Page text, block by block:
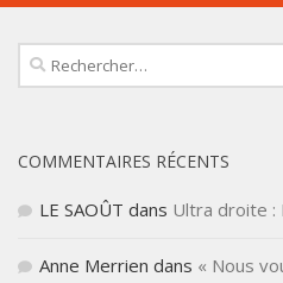
Rechercher :
COMMENTAIRES RÉCENTS
LE SAOÛT dans Ultra droite :
Anne Merrien dans « Nous